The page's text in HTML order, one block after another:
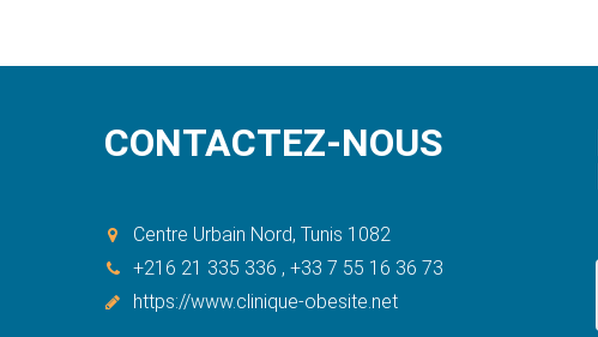
CONTACTEZ-NOUS
Centre Urbain Nord, Tunis 1082
+216 21 335 336 , +33 7 55 16 36 73
https://www.clinique-obesite.net